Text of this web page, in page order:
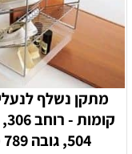
504, גובה 789 מ